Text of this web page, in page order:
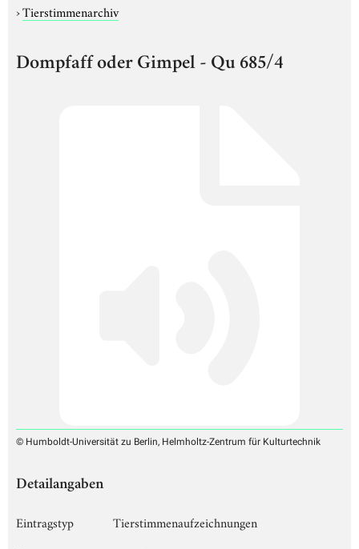
›Tierstimmenarchiv
Dompfaff oder Gimpel - Qu 685/4
© Humboldt-Universität zu Berlin, Helmholtz-Zentrum für Kulturtechnik
Detailangaben
Eintragstyp
Tierstimmenaufzeichnungen